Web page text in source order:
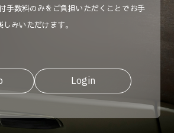
手数料のみをご負担いただくことでお手
みいただけます。
Login